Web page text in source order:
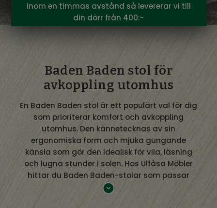
Baden Baden stol för
avkoppling utomhus
En Baden Baden stol är ett populärt val för dig
som prioriterar komfort och avkoppling
utomhus. Den kännetecknas av sin
ergonomiska form och mjuka gungande
känsla som gör den idealisk för vila, läsning
och lugna stunder i solen. Hos Ulfåsa Möbler
hittar du Baden Baden-stolar som passar
både uteplats, trädgård och balkong.
Inom en timmas avstånd så levererar vi till
din dörr från 400:-